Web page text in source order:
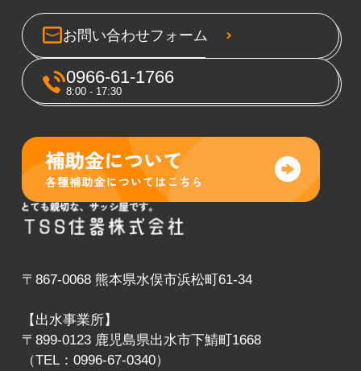
お問い合わせフォーム
0966-61-1766
8:00 - 17:30
〒867-0068 熊本県水俣市浜松町61-34
【出水事業所】
〒899-0123 鹿児島県出水市下鯖町1668
（TEL：0996-67-0340）